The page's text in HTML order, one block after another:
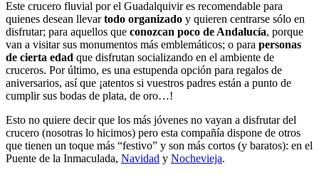
Este crucero fluvial por el Guadalquivir es recomendable para
quienes desean llevartodo organizado y quieren centrarse sólo en
disfrutar; para aquellos que conozcan poco de Andalucía, porque
van a visitar sus monumentos más emblemáticos; o para personas
de cierta edad que disfrutan socializando en el ambiente de
cruceros. Por último, es una estupenda opción para regalos de
aniversarios, así que ¡atentos si vuestros padres están a punto de
cumplir sus bodas de plata, de oro…!
Esto no quiere decir que los más jóvenes no vayan a disfrutar del
crucero (nosotras lo hicimos) pero esta compañía dispone de otros
que tienen un toque más “festivo” y son más cortos (y baratos): en el
Puente de la Inmaculada, Navidad y Nochevieja.